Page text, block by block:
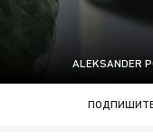
ALEKSANDER